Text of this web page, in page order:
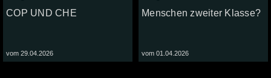
COP UND CHE
vom 29.04.2026
Menschen zweiter Klasse?
vom 01.04.2026